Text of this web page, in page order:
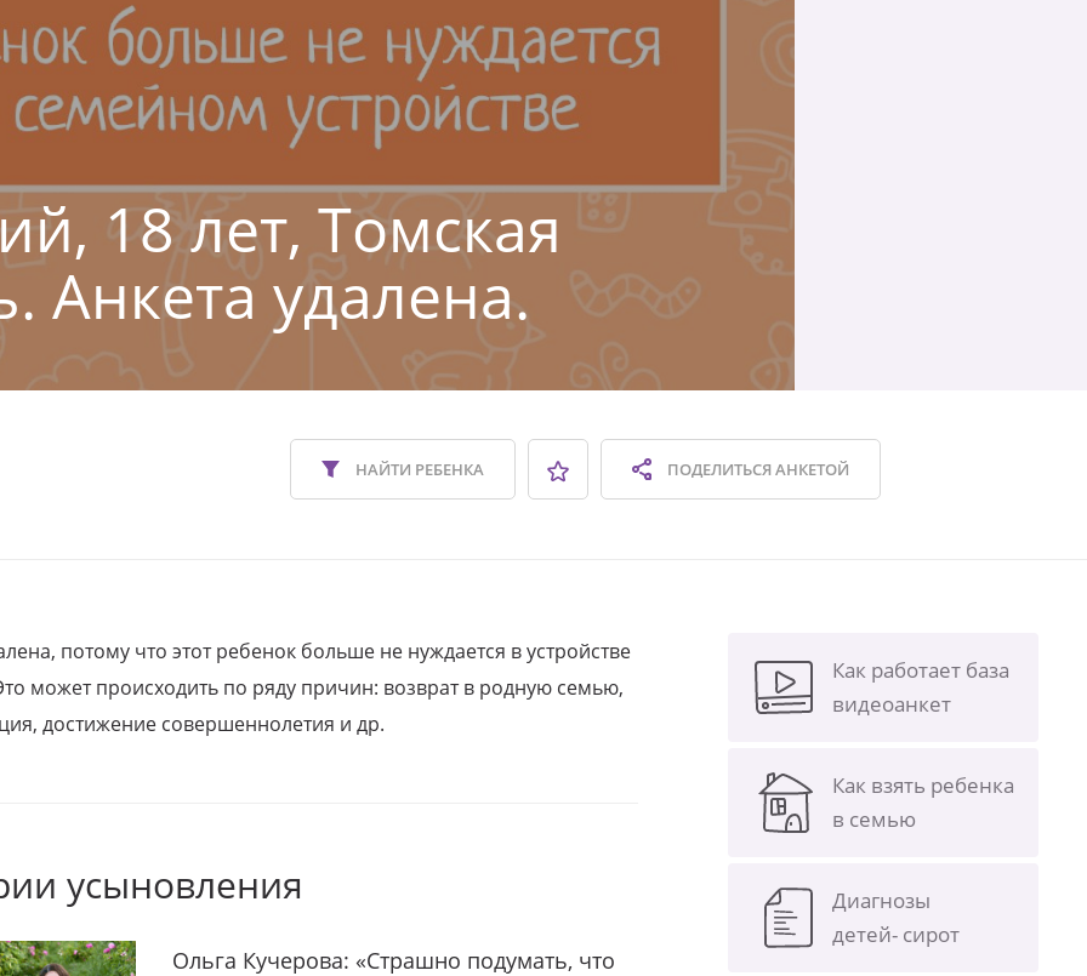
18 лет, Томская
Анкета удалена.
ПОДЕЛИТЬСЯАНКЕТОЙ
НАЙТИ РЕБЕНКА
потому что этот ребенок больше не нуждается в устройстве
может происходить по ряду причин: возврат в родную семью,
достижение совершеннолетия и др.
усыновления
Ольга Кучерова: «Страшно подумать, что
Как работает база
видеоанкет
Как взять ребенка
в семью
Диагнозы
детей- сирот